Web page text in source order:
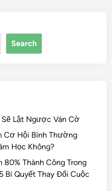
Search
Lật Ngược Ván Cờ
Cơ Hội Bình Thường
Học Không?
80% Thành Công Trong
Bí Quyết Thay Đổi Cuộc